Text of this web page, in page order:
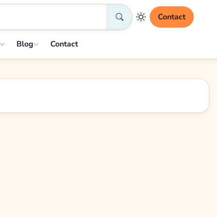
Contact
Blog Contact